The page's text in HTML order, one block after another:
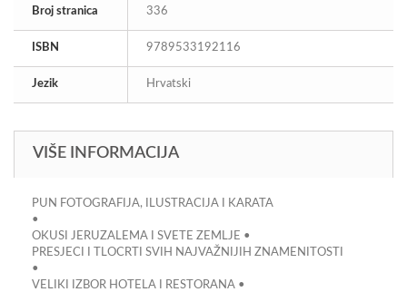
Broj stranica 336
ISBN 9789533192116
Jezik Hrvatski
VIŠE INFORMACIJA
PUN FOTOGRAFIJA, ILUSTRACIJA I KARATA
•
OKUSI JERUZALEMA I SVETE ZEMLJE •
PRESJECI I TLOCRTI SVIH NAJVAŽNIJIH ZNAMENITOSTI
•
VELIKI IZBOR HOTELA I RESTORANA •